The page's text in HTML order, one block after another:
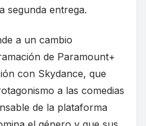
segunda entrega.
a un cambio
de Paramount+
con Skydance, que
a las comedias
de la plataforma